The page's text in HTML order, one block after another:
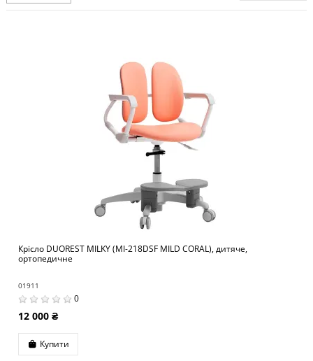
Крісло DUOREST MILKY (MI-218DSF MILD CORAL), дитяче,
ортопедичне
01911
0
12 000 ₴
Купити